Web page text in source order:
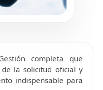
completa que
la solicitud oficial y
indispensable para